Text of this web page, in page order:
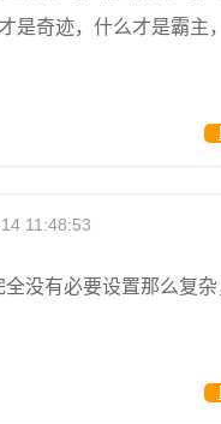
是奇迹，什么才是霸主
11:48:53
没有必要设置那么复杂